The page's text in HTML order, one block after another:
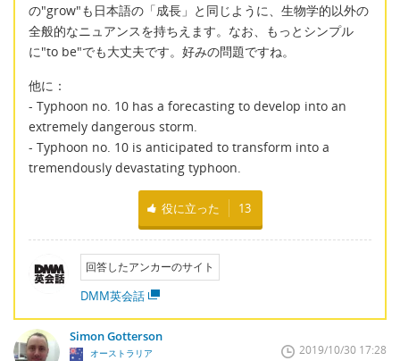
の"grow"も日本語の「成長」と同じように、生物学的以外の
全般的なニュアンスを持ちえます。なお、もっとシンプル
に"to be"でも大丈夫です。好みの問題ですね。
他に：
- Typhoon no. 10 has a forecasting to develop into an
extremely dangerous storm.
- Typhoon no. 10 is anticipated to transform into a
tremendously devastating typhoon.
役に立った 13
回答したアンカーのサイト
DMM英会話
Simon Gotterson
オーストラリア 2019/10/30 17:28